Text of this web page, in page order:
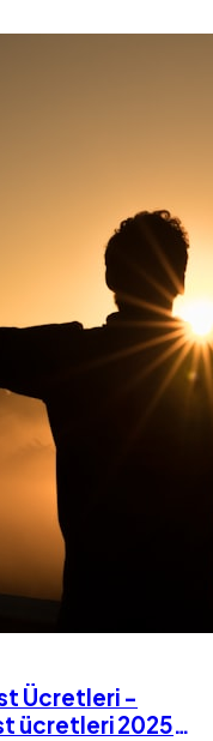
Ücretleri -
ücretleri 2025-